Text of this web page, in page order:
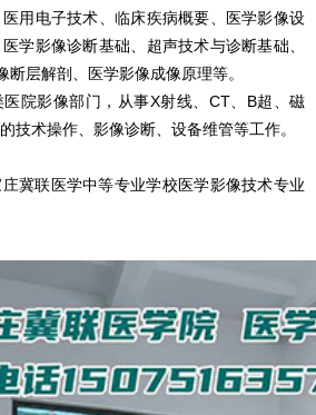
用电子技术、临床疾病概要、医学影像设
学影像诊断基础、超声技术与诊断基础、
断层解剖、医学影像成像原理等。
院影像部门，从事X射线、CT、B超、磁
技术操作、影像诊断、设备维管等工作。
冀联医学中等专业学校医学影像技术专业